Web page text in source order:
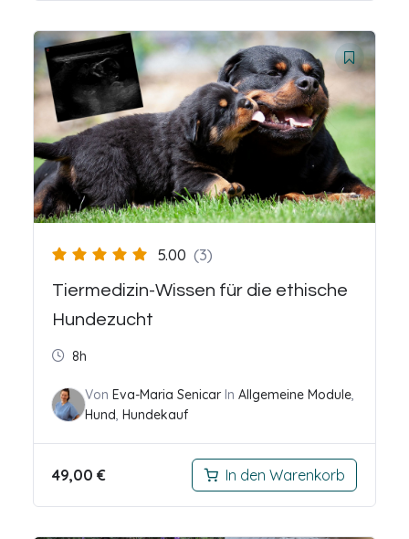
5.00 (3)
Tiermedizin-Wissen für die ethische
Hundezucht
8h
Von Eva-Maria Senicar In Allgemeine Module,
Hund, Hundekauf
49,00 € In den Warenkorb